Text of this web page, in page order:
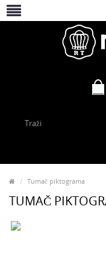
Tumač piktograma
TUMAČ